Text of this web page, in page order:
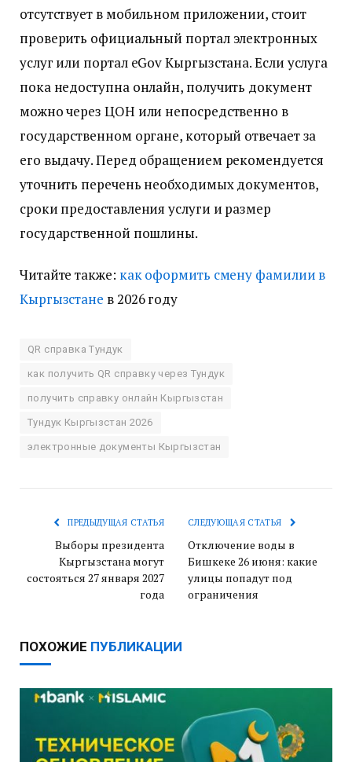
отсутствует в мобильном приложении, стоит
проверить официальный портал электронных
услуг или портал eGov Кыргызстана. Если услуга
пока недоступна онлайн, получить документ
можно через ЦОН или непосредственно в
государственном органе, который отвечает за
его выдачу. Перед обращением рекомендуется
уточнить перечень необходимых документов,
сроки предоставления услуги и размер
государственной пошлины.
Читайте также: как оформить смену фамилии в
Кыргызстане в 2026 году
QR справка Тундук
как получить QR справку через Тундук
получить справку онлайн Кыргызстан
Тундук Кыргызстан 2026
электронные документы Кыргызстан
ПРЕДЫДУЩАЯ СТАТЬЯ
Выборы президента
Кыргызстана могут
состояться 27 января 2027
года
СЛЕДУЮЩАЯ СТАТЬЯ
Отключение воды в
Бишкеке 26 июня: какие
улицы попадут под
ограничения
ПОХОЖИЕ ПУБЛИКАЦИИ